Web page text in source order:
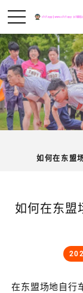
如何在东盟
如何在东盟
在东盟场地自行